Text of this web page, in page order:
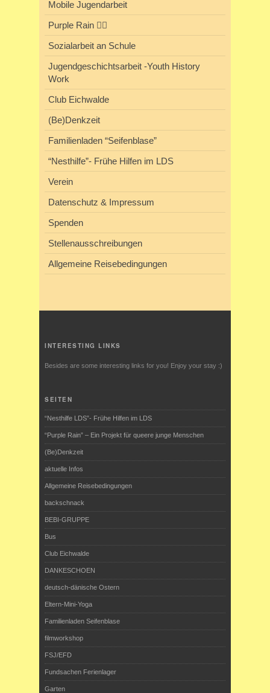
Mobile Jugendarbeit
Purple Rain 🏳️‍🌈
Sozialarbeit an Schule
Jugendgeschichtsarbeit -Youth History
Work
Club Eichwalde
(Be)Denkzeit
Familienladen “Seifenblase”
“Nesthilfe”- Frühe Hilfen im LDS
Verein
Datenschutz & Impressum
Spenden
Stellenausschreibungen
Allgemeine Reisebedingungen
INTERESTING LINKS
Besides are some interesting links for you! Enjoy your stay :)
SEITEN
“Nesthilfe LDS”- Frühe Hilfen im LDS
“Purple Rain” – Ein Projekt für queere junge Menschen
(Be)Denkzeit
aktuelle Infos
Allgemeine Reisebedingungen
backschnack
BEBI-GRUPPE
Bus
Club Eichwalde
DANKESCHOEN
deutsch-dänische Ostern
Eltern-Mini-Yoga
Familienladen Seifenblase
filmworkshop
FSJ/EFD
Fundsachen Ferienlager
Garten